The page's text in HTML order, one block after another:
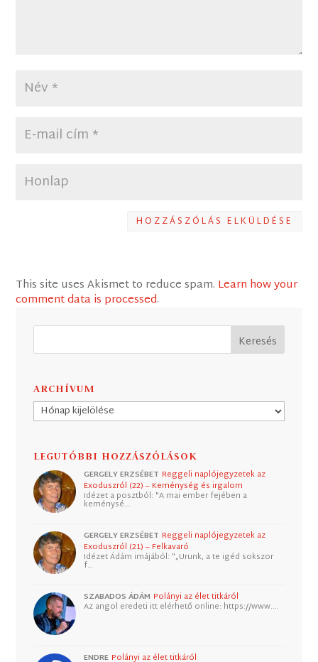
HOZZÁSZÓLÁS ELKÜLDÉSE
This site uses Akismet to reduce spam. Learn how your
comment data is processed.
ARCHÍVUM
Archívum
LEGUTÓBBI HOZZÁSZÓLÁSOK
GERGELY ERZSÉBET Reggeli naplójegyzetek az
Exoduszról (22) – Keménység és irgalom
Idézet a posztból: "A mai ember fejében a
keménysé…
GERGELY ERZSÉBET Reggeli naplójegyzetek az
Exoduszról (21) – Felkavaró
Idézet Ádám imájából: "„Urunk, a te igéd sokszor
f…
SZABADOS ÁDÁM Polányi az élet titkáról
Az angol eredeti itt elérhető online: https://www.…
ENDRE Polányi az élet titkáról